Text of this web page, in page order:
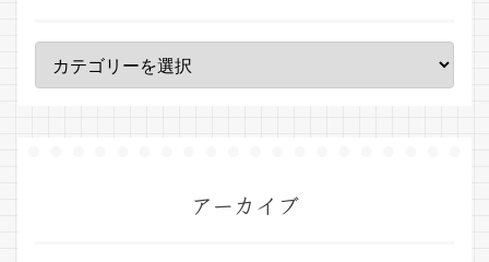
アーカイブ